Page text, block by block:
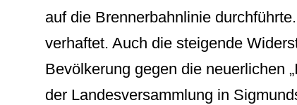
auf die Brennerbahnlinie
verhaftet. Auch die steigende
Bevölkerung gegen die neuerlichen
der Landesversammlung in